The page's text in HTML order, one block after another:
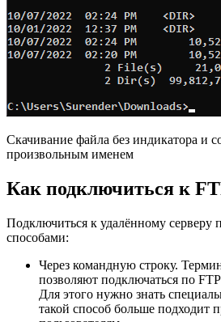
Скачивание файла без индикатора и
произвольным именем
Как подключиться к
Подключиться к удалённому серверу
способами:
Через командную строку.
позволяют подключаться по
Для этого нужно знать
такой способ больше подходит